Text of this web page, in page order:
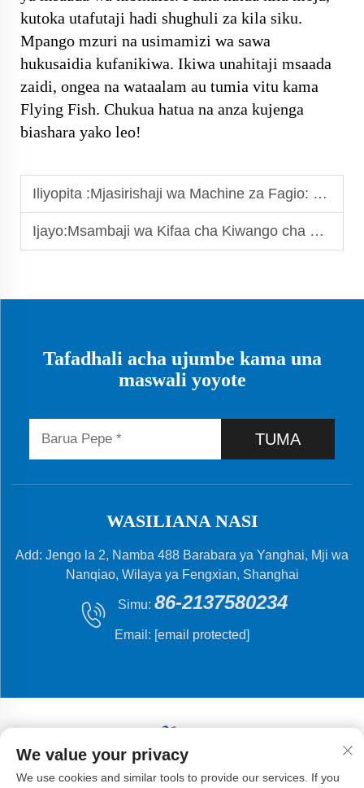
kutoka utafutaji hadi shughuli za kila siku.
Mpango mzuri na usimamizi wa sawa
hukusaidia kufanikiwa. Ikiwa unahitaji msaada
zaidi, ongea na wataalam au tumia vitu kama
Flying Fish. Chukua hatua na anza kujenga
biashara yako leo!
Iliyopita :Mjasirishaji wa Machine za Fagio: Utoaji wa Ubora na Ufanisi kwa Ajili ya Kazi za Fagio yako
Ijayo:Msambaji wa Kifaa cha Kiwango cha Uwezo juu kwa Vipatuzi vya Usafi
Tafadhali acha ujumbe kama una
maswali yoyote
TUMA
WASILIANA NASI
Add: Jengo la 2, Namba 488 Barabara ya Yanghai, Mji wa
Nanqiao, Wilaya ya Fengxian, Shanghai
Simu: 86-2137580234
Email: [email protected]
Hakiki © 2024 Shanghai Flying Fish Machinery
We value your privacy
We use cookies and similar tools to provide our services. If you